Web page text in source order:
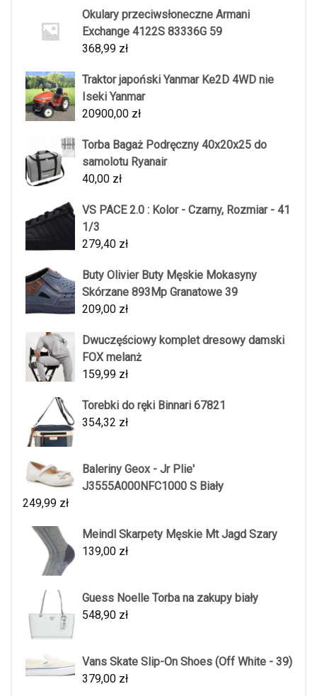
Okulary przeciwsłoneczne Armani
Exchange 4122S 83336G 59
368,99 zł
Traktor japoński Yanmar Ke2D 4WD nie
Iseki Yanmar
20900,00 zł
Torba Bagaż Podręczny 40x20x25 do
samolotu Ryanair
40,00 zł
VS PACE 2.0 : Kolor - Czarny, Rozmiar - 41
1/3
279,40 zł
Buty Olivier Buty Męskie Mokasyny
Skórzane 893Mp Granatowe 39
209,00 zł
Dwuczęściowy komplet dresowy damski
FOX melanż
159,99 zł
Torebki do ręki Binnari 67821
354,32 zł
Baleriny Geox - Jr Plie'
J3555A000NFC1000 S Biały
249,99 zł
Meindl Skarpety Męskie Mt Jagd Szary
139,00 zł
Guess Noelle Torba na zakupy biały
548,90 zł
Vans Skate Slip-On Shoes (Off White - 39)
379,00 zł